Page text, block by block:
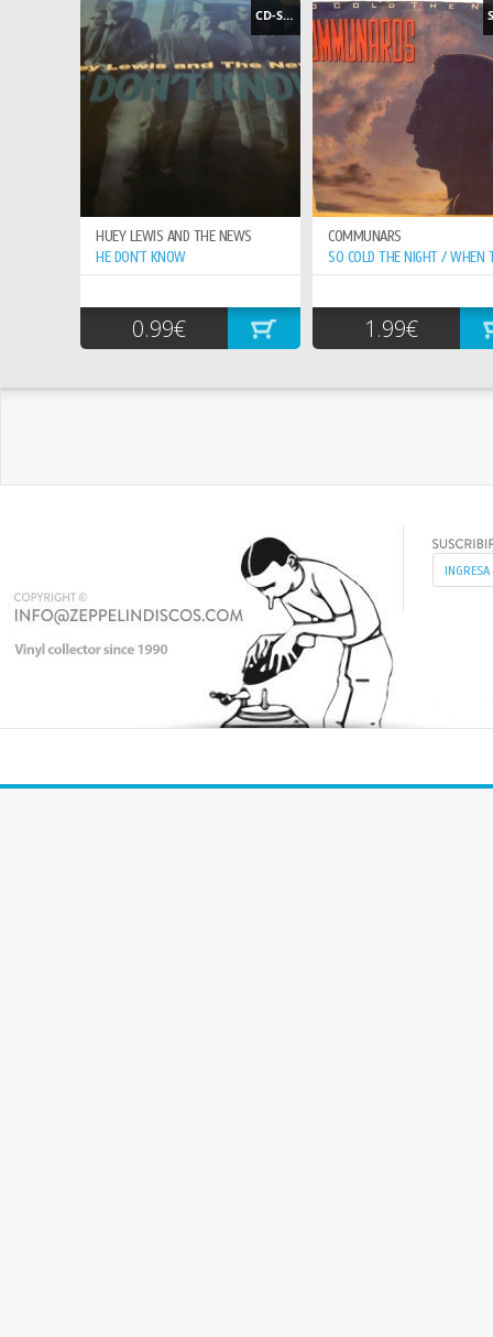
CD-SINGLE
HUEY LEWIS AND THE NEWS
HE DON`T KNOW
0.99€
COMMUNARS
1.99€